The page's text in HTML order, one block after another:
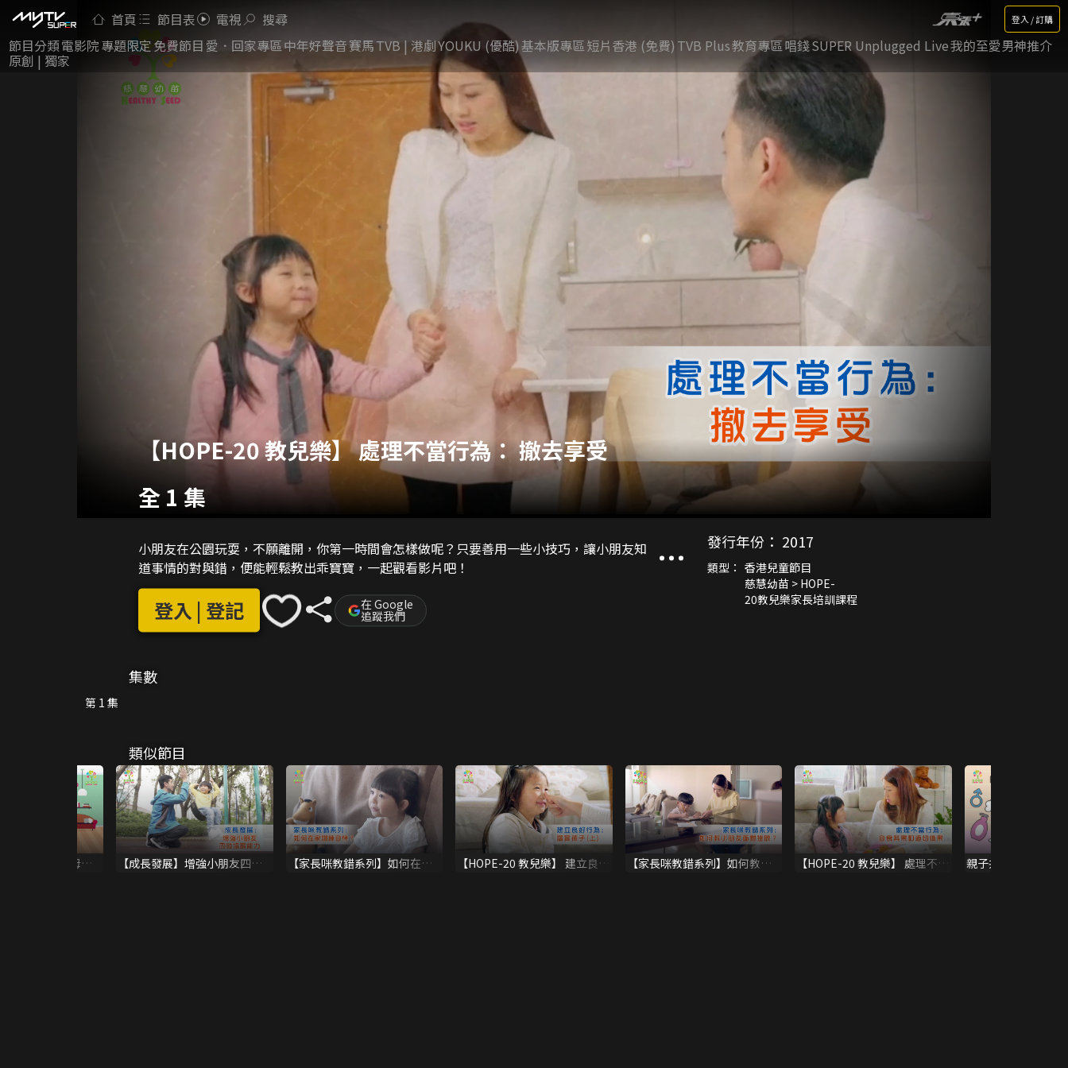
首頁 節目表 電視 搜尋 登入 / 訂購
節目分類電影院專題限定免費節目 愛．回家專區中年好聲音賽馬TVB | 港劇YOUKU (優酷)基本版專區短片香港 (免費) TVB Plus教育專區唱錢SUPER Unplugged Live我的至愛男神推介
原創 | 獨家
【HOPE-20 教兒樂】 處理不當行為： 撤去享受
全 1 集
小朋友在公園玩耍，不願離開，你第一時間會怎樣做呢？只要善用一些小技巧，讓小朋友知
道事情的對與錯，便能輕鬆教出乖寶寶，一起觀看影片吧！
登入 | 登記 在 Google
追蹤我們
發行年份： 2017
類型： 香港兒童節目
慈慧幼苗 > HOPE-
20教兒樂家長培訓課程
集數
第 1 集
類似節目
買玩具，父母應
【成長發展】增強小朋友四肢
【家長咪教錯系列】如何在家
【HOPE-20 教兒樂】 建立良好
【家長咪教錯系列】如何教小
【HOPE-20 教兒樂】 處理不當
親子共浴 灌輸性教